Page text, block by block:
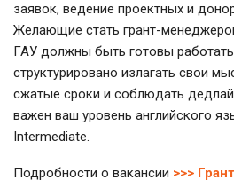
заявок, ведение проектных и
Желающие стать грант-
ГАУ должны быть готовы
структурировано излагать свои
сжатые сроки и соблюдать
важен ваш уровень английского
Intermediate.
Подробности о вакансии >>>